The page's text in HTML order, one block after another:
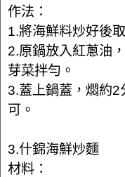
作法：
1.將海鮮料炒好後
2.原鍋放入紅蔥油
芽菜拌勻。
3.蓋上鍋蓋，燜約2
可。
3.什錦海鮮炒麵
材料：